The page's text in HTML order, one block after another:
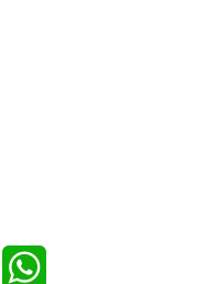
LinkedIn